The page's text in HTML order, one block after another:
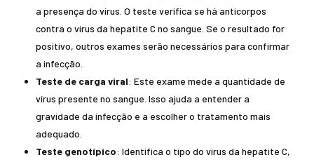
a presença do vírus. O teste verifica se há anticorpos
contra o vírus da hepatite C no sangue. Se o resultado for
positivo, outros exames serão necessários para confirmar
a infecção.
Teste de carga viral: Este exame mede a quantidade de
vírus presente no sangue. Isso ajuda a entender a
gravidade da infecção e a escolher o tratamento mais
adequado.
Teste genotípico: Identifica o tipo do vírus da hepatite C,